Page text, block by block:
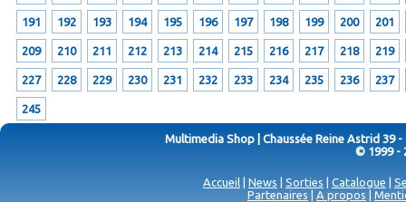
191 192 193 194 195 196 197 198 199 200 201
209 210 211 212 213 214 215 216 217 218 219
227 228 229 230 231 232 233 234 235 236 237
245
Multimedia Shop | Chaussée Reine Astrid 39 -
© 1999 -
Accueil News Sorties Catalogue
Partenaires
A propos